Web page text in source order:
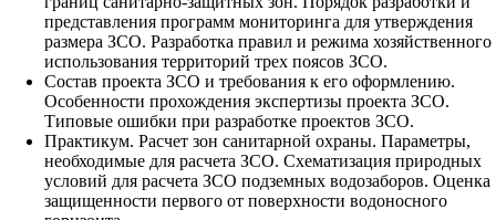
представления программ мониторинга для утверждения
размера ЗСО. Разработка правил и режима хозяйственного
использования территорий трех поясов ЗСО.
Состав проекта ЗСО и требования к его оформлению.
Особенности прохождения экспертизы проекта ЗСО.
Типовые ошибки при разработке проектов ЗСО.
Практикум. Расчет зон санитарной охраны. Параметры,
необходимые для расчета ЗСО. Схематизация природных
условий для расчета ЗСО подземных водозаборов. Оценка
защищенности первого от поверхности водоносного